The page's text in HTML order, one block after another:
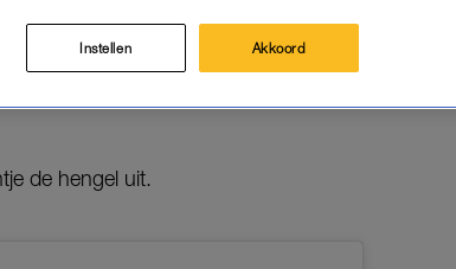
Vonk ons over de Oranje kater heen te
is Kraantje Pappie voor de tweede keer vader
de hengel uit.
Instellen Akkoord